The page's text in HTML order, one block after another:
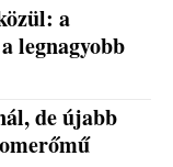
a
legnagyobb
de újabb